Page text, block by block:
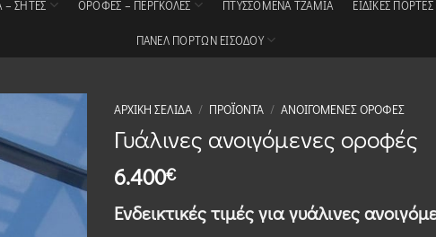
– ΣΗΤΕΣ ΟΡΟΦΈΣ – ΠΈΡΓΚΟΛΕΣ ΠΤΥΣΣΌΜΕΝΑ ΤΖΆΜΙΑ ΕΙΔΙΚΈΣ ΠΌΡΤΕΣ
ΠΑΝΕΛ ΠΟΡΤΩΝ ΕΙΣΟΔΟΥ
ΑΡΧΙΚΉ ΣΕΛΊΔΑ / ΠΡΟΪΌΝΤΑ / ΑΝΟΙΓΌΜΕΝΕΣ ΟΡΟΦΈΣ
Γυάλινες ανοιγόμενες οροφές
6.400€
Ενδεικτικές τιμές για γυάλινες